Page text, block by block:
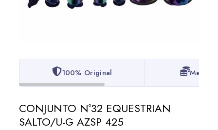
100% Original Mejor
CONJUNTO Nº32 EQUESTRIAN
SALTO/U-G AZSP 425